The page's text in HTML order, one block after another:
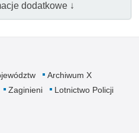
dodatkowe ↓
Archiwum X
Zaginieni
Lotnictwo Policji